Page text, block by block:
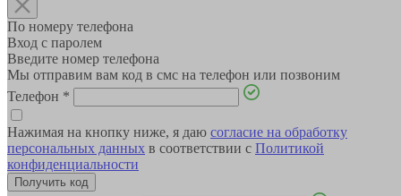
По номеру телефона
Вход с паролем
Введите номер телефона
Мы отправим вам код в смс на телефон или позвоним
Телефон *
Нажимая на кнопку ниже, я даю согласие на обработку
персональных данных в соответствии с Политикой
конфиденциальности